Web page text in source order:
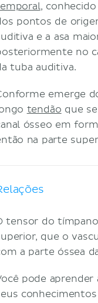
,
pontos de
e a asa
no
tuba auditiva.
emerge
tendão que
ósseo em
na parte
tensor do
que o
a parte óssea
pode